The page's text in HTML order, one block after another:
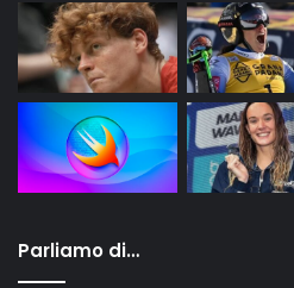
Parliamo di…